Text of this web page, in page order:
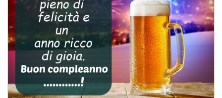
Accedi